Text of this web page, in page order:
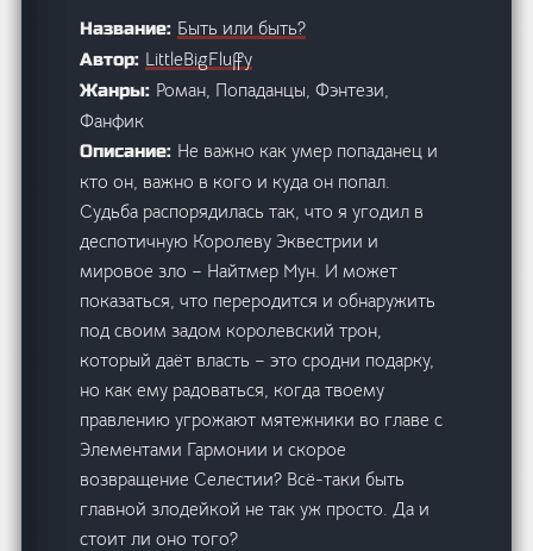
Название: Быть или быть?
Автор: LittleBigFluffy
Жанры: Роман, Попаданцы, Фэнтези,
Фанфик
Описание: Не важно как умер попаданец и
кто он, важно в кого и куда он попал.
Судьба распорядилась так, что я угодил в
деспотичную Королеву Эквестрии и
мировое зло – Найтмер Мун. И может
показаться, что переродится и обнаружить
под своим задом королевский трон,
который даёт власть – это сродни подарку,
но как ему радоваться, когда твоему
правлению угрожают мятежники во главе с
Элементами Гармонии и скорое
возвращение Селестии? Всё-таки быть
главной злодейкой не так уж просто. Да и
стоит ли оно того?